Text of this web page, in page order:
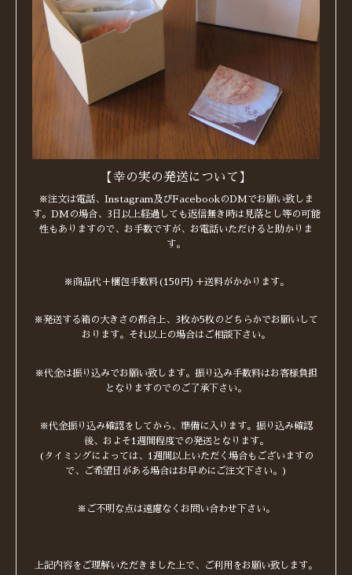
【幸の実の発送について】
※注文は電話、Instagram及びFacebookのDMでお願い致しま
す。DMの場合、3日以上経過しても返信無き時は見落とし等の可能
性もありますので、お手数ですが、お電話いただけると助かりま
す。
※商品代＋梱包手数料(150円)＋送料がかかります。
※発送する箱の大きさの都合上、3枚か5枚のどちらかでお願いして
おります。それ以上の場合はご相談下さい。
※代金は振り込みでお願い致します。振り込み手数料はお客様負担
となりますのでのご了承下さい。
※代金振り込み確認をしてから、準備に入ります。振り込み確認
後、およそ1週間程度での発送となります。
(タイミングによっては、1週間以上いただく場合もございますの
で、ご希望日がある場合はお早めにご注文下さい。)
※ご不明な点は遠慮なくお問い合わせ下さい。
上記内容をご理解いただきました上で、ご利用をお願い致します。